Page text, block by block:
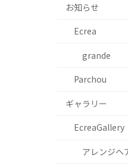
お知らせ
Ecrea
grande
Parchou
ギャラリー
EcreaGallery
アレンジヘ